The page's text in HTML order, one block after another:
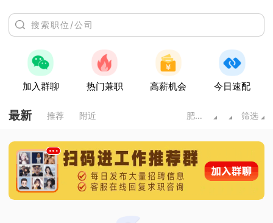
加入群聊 热门兼职 高薪机会 今日速配
最新 推荐 附近 肥城市 筛选